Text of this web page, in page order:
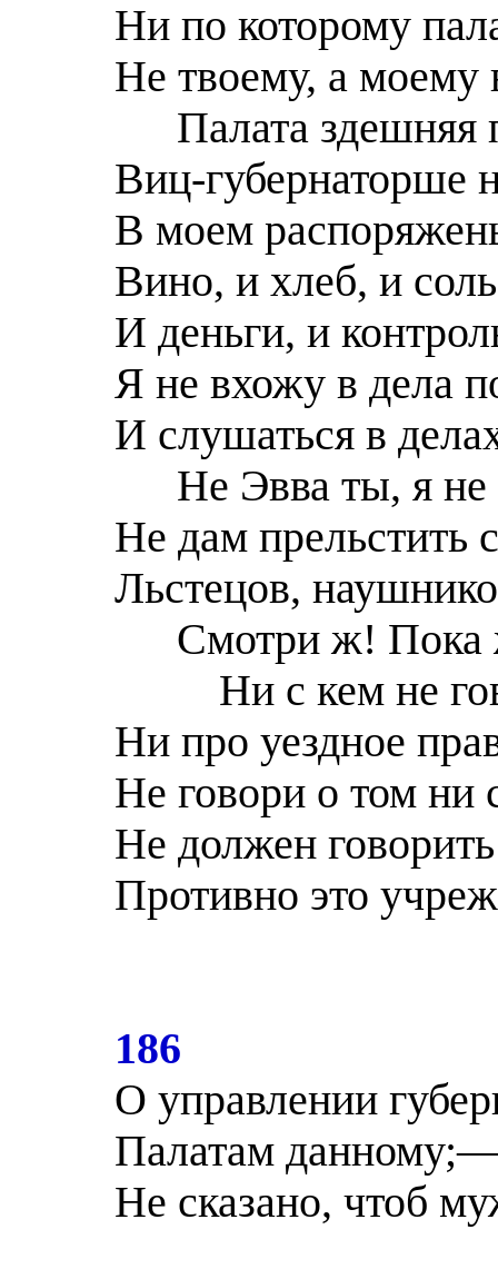
Ни по которому
Не твоему, а моему
Палата
Виц-губернаторше
В моем
Вино, и хлеб, и
И деньги, и
Я не вхожу в делa
И слушаться в
Не Эвва ты, я
Не дам прельстить
Льстецов,
Смотри ж! Пока
Ни с кем не
Ни про уездное
Не говори о том
Не должен
Противно это
186
О управлении
Палатам
Не сказано, чтоб